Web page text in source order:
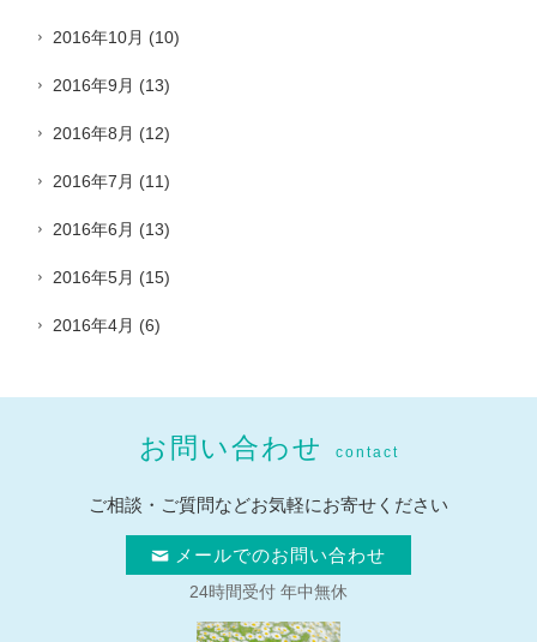
2016年10月 (10)
2016年9月 (13)
2016年8月 (12)
2016年7月 (11)
2016年6月 (13)
2016年5月 (15)
2016年4月 (6)
お問い合わせ contact
ご相談・ご質問などお気軽にお寄せください
メールでのお問い合わせ
24時間受付 年中無休